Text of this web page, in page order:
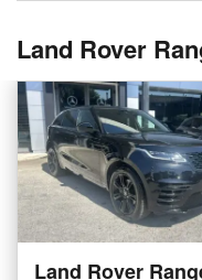
Land Rover
Land Rover